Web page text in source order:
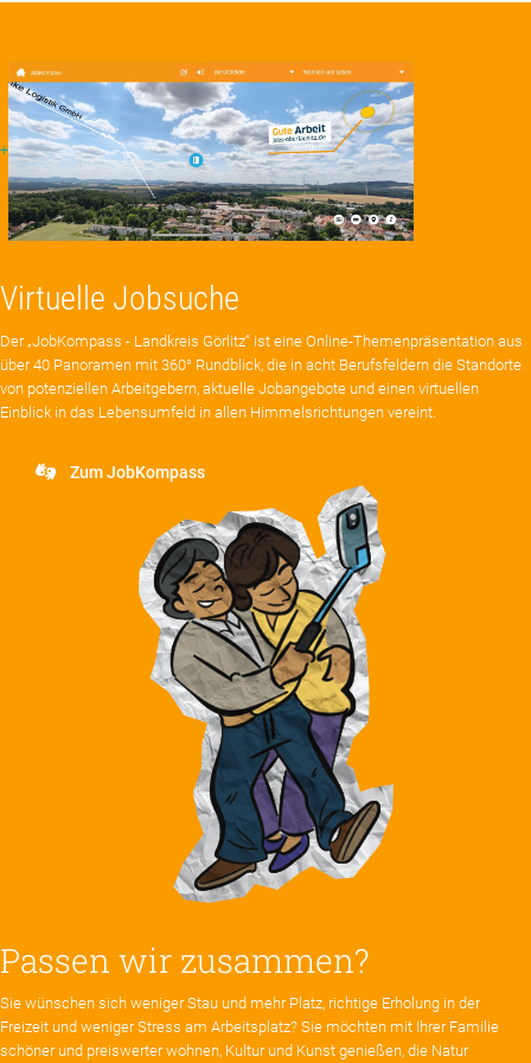
+
Virtuelle Jobsuche
Der „JobKompass - Landkreis Görlitz“ ist eine Online-Themenpräsentation aus
über 40 Panoramen mit 360° Rundblick, die in acht Berufsfeldern die Standorte
von potenziellen Arbeitgebern, aktuelle Jobangebote und einen virtuellen
Einblick in das Lebensumfeld in allen Himmelsrichtungen vereint.
Zum JobKompass
Passen wir zusammen?
Sie wünschen sich weniger Stau und mehr Platz, richtige Erholung in der
Freizeit und weniger Stress am Arbeitsplatz? Sie möchten mit Ihrer Familie
schöner und preiswerter wohnen, Kultur und Kunst genießen, die Natur